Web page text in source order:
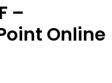
–
Online